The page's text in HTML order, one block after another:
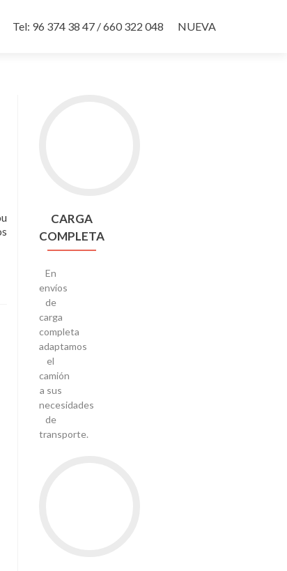
Tel: 96 374 38 47 / 660 322 048 NUEVA
CARGA
COMPLETA
En
envíos
de
carga
completa
adaptamos
el
camión
a sus
necesidades
de
transporte.